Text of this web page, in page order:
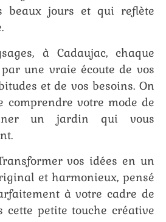
beaux jours et qui reflète
à Cadaujac, chaque
une vraie écoute de vos
et de vos besoins. On
comprendre votre mode de
un jardin qui vous
vos idées en un
et harmonieux, pensé
à votre cadre de
cette petite touche créative